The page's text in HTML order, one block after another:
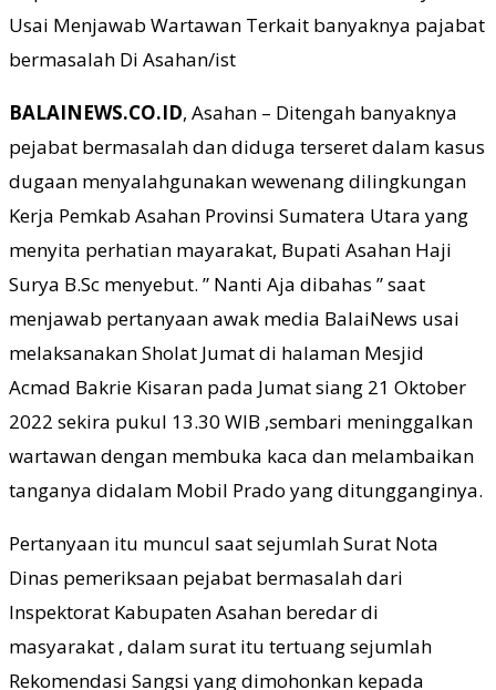
Usai Menjawab Wartawan Terkait banyaknya pajabat
bermasalah Di Asahan/ist
BALAINEWS.CO.ID, Asahan – Ditengah banyaknya
pejabat bermasalah dan diduga terseret dalam kasus
dugaan menyalahgunakan wewenang dilingkungan
Kerja Pemkab Asahan Provinsi Sumatera Utara yang
menyita perhatian mayarakat, Bupati Asahan Haji
Surya B.Sc menyebut. ” Nanti Aja dibahas ” saat
menjawab pertanyaan awak media BalaiNews usai
melaksanakan Sholat Jumat di halaman Mesjid
Acmad Bakrie Kisaran pada Jumat siang 21 Oktober
2022 sekira pukul 13.30 WIB ,sembari meninggalkan
wartawan dengan membuka kaca dan melambaikan
tanganya didalam Mobil Prado yang ditungganginya.
Pertanyaan itu muncul saat sejumlah Surat Nota
Dinas pemeriksaan pejabat bermasalah dari
Inspektorat Kabupaten Asahan beredar di
masyarakat , dalam surat itu tertuang sejumlah
Rekomendasi Sangsi yang dimohonkan kepada